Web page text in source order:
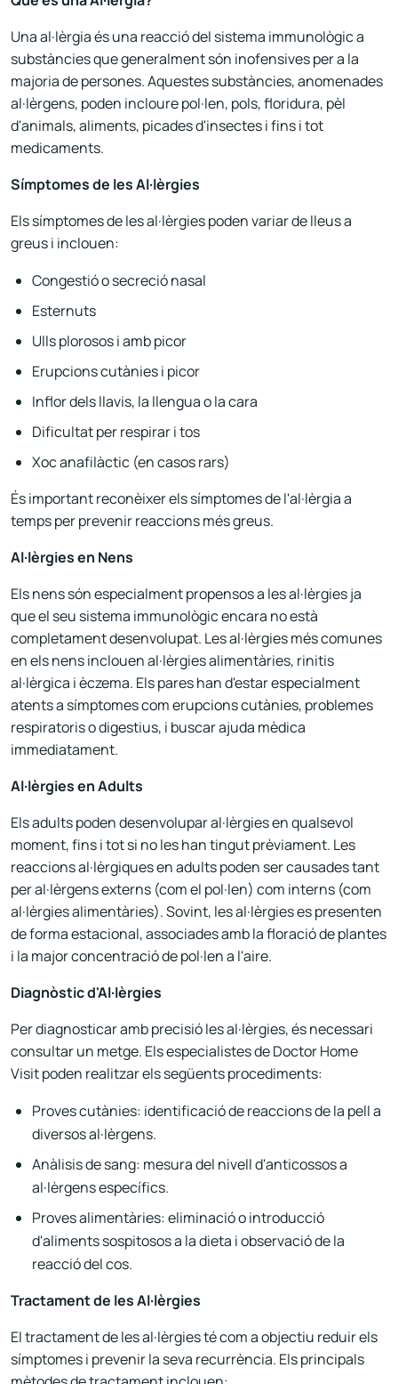
Una al·lèrgia és una reacció del sistema immunològic a
substàncies que generalment són inofensives per a la
majoria de persones. Aquestes substàncies, anomenades
al·lèrgens, poden incloure pol·len, pols, floridura, pèl
d'animals, aliments, picades d'insectes i fins i tot
medicaments.
Símptomes de les Al·lèrgies
Els símptomes de les al·lèrgies poden variar de lleus a
greus i inclouen:
Congestió o secreció nasal
Esternuts
Ulls plorosos i amb picor
Erupcions cutànies i picor
Inflor dels llavis, la llengua o la cara
Dificultat per respirar i tos
Xoc anafilàctic (en casos rars)
És important reconèixer els símptomes de l'al·lèrgia a
temps per prevenir reaccions més greus.
Al·lèrgies en Nens
Els nens són especialment propensos a les al·lèrgies ja
que el seu sistema immunològic encara no està
completament desenvolupat. Les al·lèrgies més comunes
en els nens inclouen al·lèrgies alimentàries, rinitis
al·lèrgica i èczema. Els pares han d'estar especialment
atents a símptomes com erupcions cutànies, problemes
respiratoris o digestius, i buscar ajuda mèdica
immediatament.
Al·lèrgies en Adults
Els adults poden desenvolupar al·lèrgies en qualsevol
moment, fins i tot si no les han tingut prèviament. Les
reaccions al·lèrgiques en adults poden ser causades tant
per al·lèrgens externs (com el pol·len) com interns (com
al·lèrgies alimentàries). Sovint, les al·lèrgies es presenten
de forma estacional, associades amb la floració de plantes
i la major concentració de pol·len a l'aire.
Diagnòstic d'Al·lèrgies
Per diagnosticar amb precisió les al·lèrgies, és necessari
consultar un metge. Els especialistes de Doctor Home
Visit poden realitzar els següents procediments:
Proves cutànies: identificació de reaccions de la pell a
diversos al·lèrgens.
Anàlisis de sang: mesura del nivell d'anticossos a
al·lèrgens específics.
Proves alimentàries: eliminació o introducció
d'aliments sospitosos a la dieta i observació de la
reacció del cos.
Tractament de les Al·lèrgies
El tractament de les al·lèrgies té com a objectiu reduir els
símptomes i prevenir la seva recurrència. Els principals